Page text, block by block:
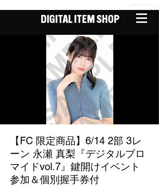
DIGITAL ITEM SHOP
【FC 限定商品】6/14 2部 3レ
ーン 永瀬 真梨『デジタルブロ
マイドvol.7』鍵開けイベント
参加＆個別握手券付